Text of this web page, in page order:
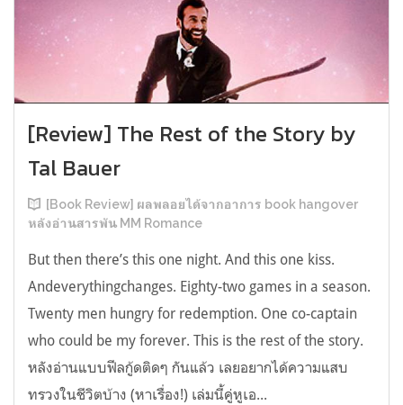
[Review] The Rest of the Story by
Tal Bauer
[Book Review] ผลพลอยได้จากอาการ book hangover
หลังอ่านสารพัน MM Romance
But then there’s this one night. And this one kiss.
Andeverythingchanges. Eighty-two games in a season.
Twenty men hungry for redemption. One co-captain
who could be my forever. This is the rest of the story.
หลังอ่านแบบฟีลกู้ดติดๆ กันแล้ว เลยอยากได้ความแสบ
ทรวงในชีวิตบ้าง (หาเรื่อง!) เล่มนี้คู่หูเอ...